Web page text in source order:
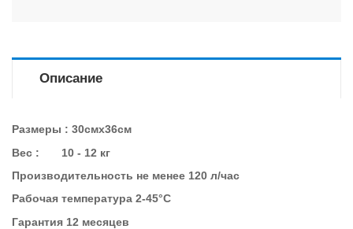
Описание
Размеры : 30смх36см
Вес : 10 - 12 кг
Производительность не менее 120 л/час
Рабочая температура 2-45°С
Гарантия 12 месяцев